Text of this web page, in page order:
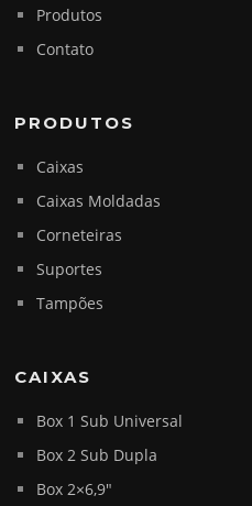
Produtos
Contato
PRODUTOS
Caixas
Caixas Moldadas
Corneteiras
Suportes
Tampões
CAIXAS
Box 1 Sub Universal
Box 2 Sub Dupla
Box 2×6,9″